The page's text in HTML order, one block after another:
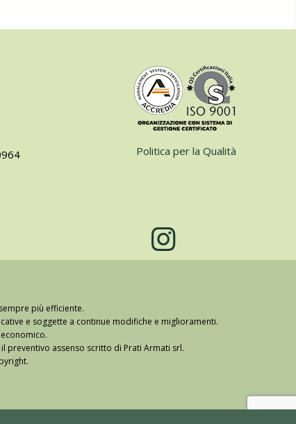
Politica per la Qualità
più efficiente.
e soggette a continue modifiche e miglioramenti.
preventivo assenso scritto di Prati Armati srl.